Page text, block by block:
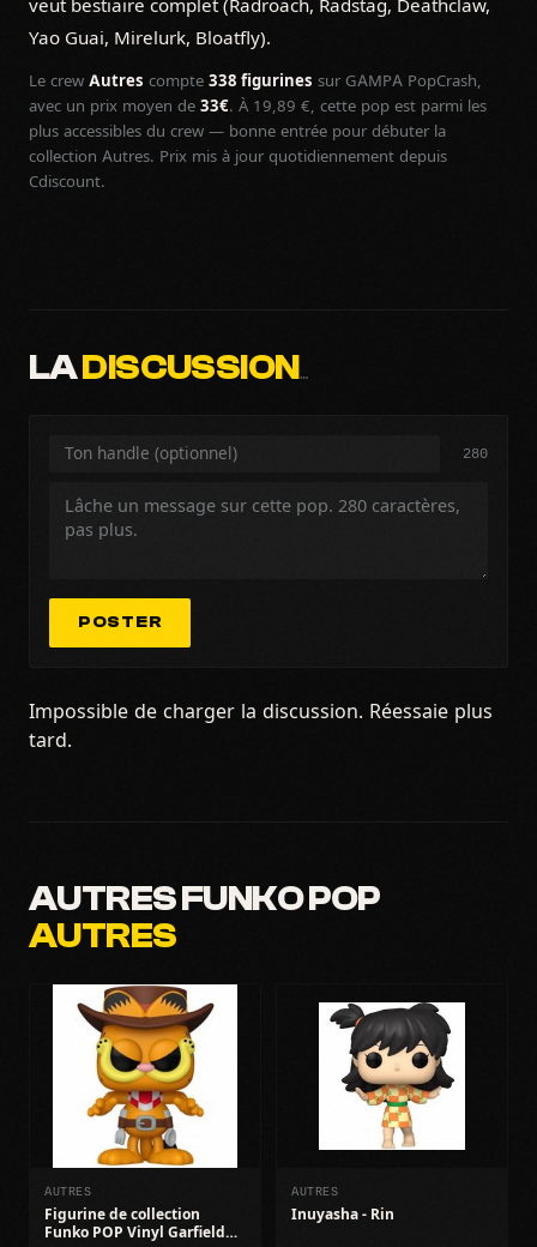
veut bestiaire complet (Radroach, Radstag, Deathclaw,
Yao Guai, Mirelurk, Bloatfly).
Le crew Autres compte 338 figurines sur GAMPA PopCrash,
avec un prix moyen de 33€. À 19,89 €, cette pop est parmi les
plus accessibles du crew — bonne entrée pour débuter la
collection Autres. Prix mis à jour quotidiennement depuis
Cdiscount.
LADISCUSSION…
280
POSTER
Impossible de charger la discussion. Réessaie plus
tard.
AUTRES FUNKO POP
AUTRES
AUTRES
Figurine de collection
Funko POP Vinyl Garfield
AUTRES
Inuyasha - Rin